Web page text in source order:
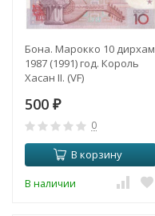
Бона. Марокко 10 дирхам
1987 (1991) год. Король
Хасан II. (VF)
500 ₽
0
В корзину
В наличии